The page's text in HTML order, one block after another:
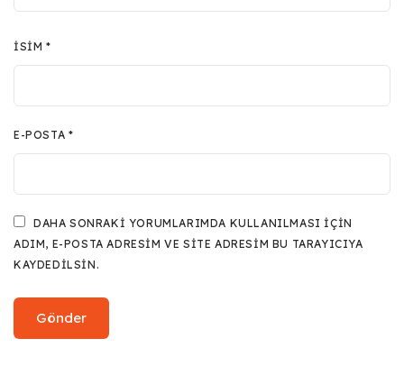
İSIM*
E-POSTA *
DAHA SONRAKI YORUMLARIMDA KULLANILMASI IÇIN
ADIM, E-POSTA ADRESIM VE SITE ADRESIM BU TARAYICIYA
KAYDEDILSIN.